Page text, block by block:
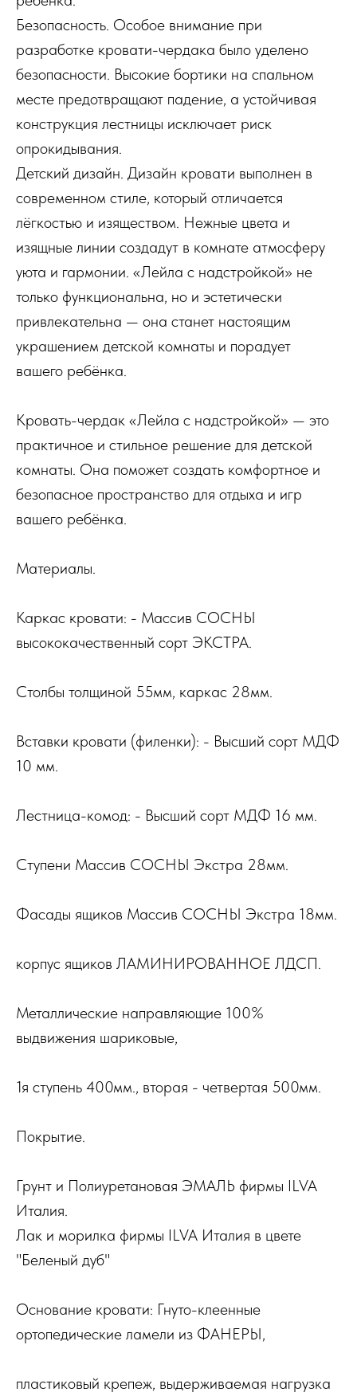
Безопасность. Особое внимание при
разработке кровати-чердака было уделено
безопасности. Высокие бортики на спальном
месте предотвращают падение, а устойчивая
конструкция лестницы исключает риск
опрокидывания.
Детский дизайн. Дизайн кровати выполнен в
современном стиле, который отличается
лёгкостью и изяществом. Нежные цвета и
изящные линии создадут в комнате атмосферу
уюта и гармонии. «Лейла с надстройкой» не
только функциональна, но и эстетически
привлекательна — она станет настоящим
украшением детской комнаты и порадует
вашего ребёнка.
Кровать-чердак «Лейла с надстройкой» — это
практичное и стильное решение для детской
комнаты. Она поможет создать комфортное и
безопасное пространство для отдыха и игр
вашего ребёнка.
Материалы.
Каркас кровати: - Массив СОСНЫ
высококачественный сорт ЭКСТРА.
Столбы толщиной 55мм, каркас 28мм.
Вставки кровати (филенки): - Высший сорт МДФ
10 мм.
Лестница-комод: - Высший сорт МДФ 16 мм.
Ступени Массив СОСНЫ Экстра 28мм.
Фасады ящиков Массив СОСНЫ Экстра 18мм.
корпус ящиков ЛАМИНИРОВАННОЕ ЛДСП.
Металлические направляющие 100%
выдвижения шариковые,
1я ступень 400мм., вторая - четвертая 500мм.
Покрытие.
Грунт и Полиуретановая ЭМАЛЬ фирмы ILVA
Италия.
Лак и морилка фирмы ILVA Италия в цвете
"Беленый дуб"
Основание кровати: Гнуто-клеенные
ортопедические ламели из ФАНЕРЫ,
пластиковый крепеж, выдерживаемая нагрузка